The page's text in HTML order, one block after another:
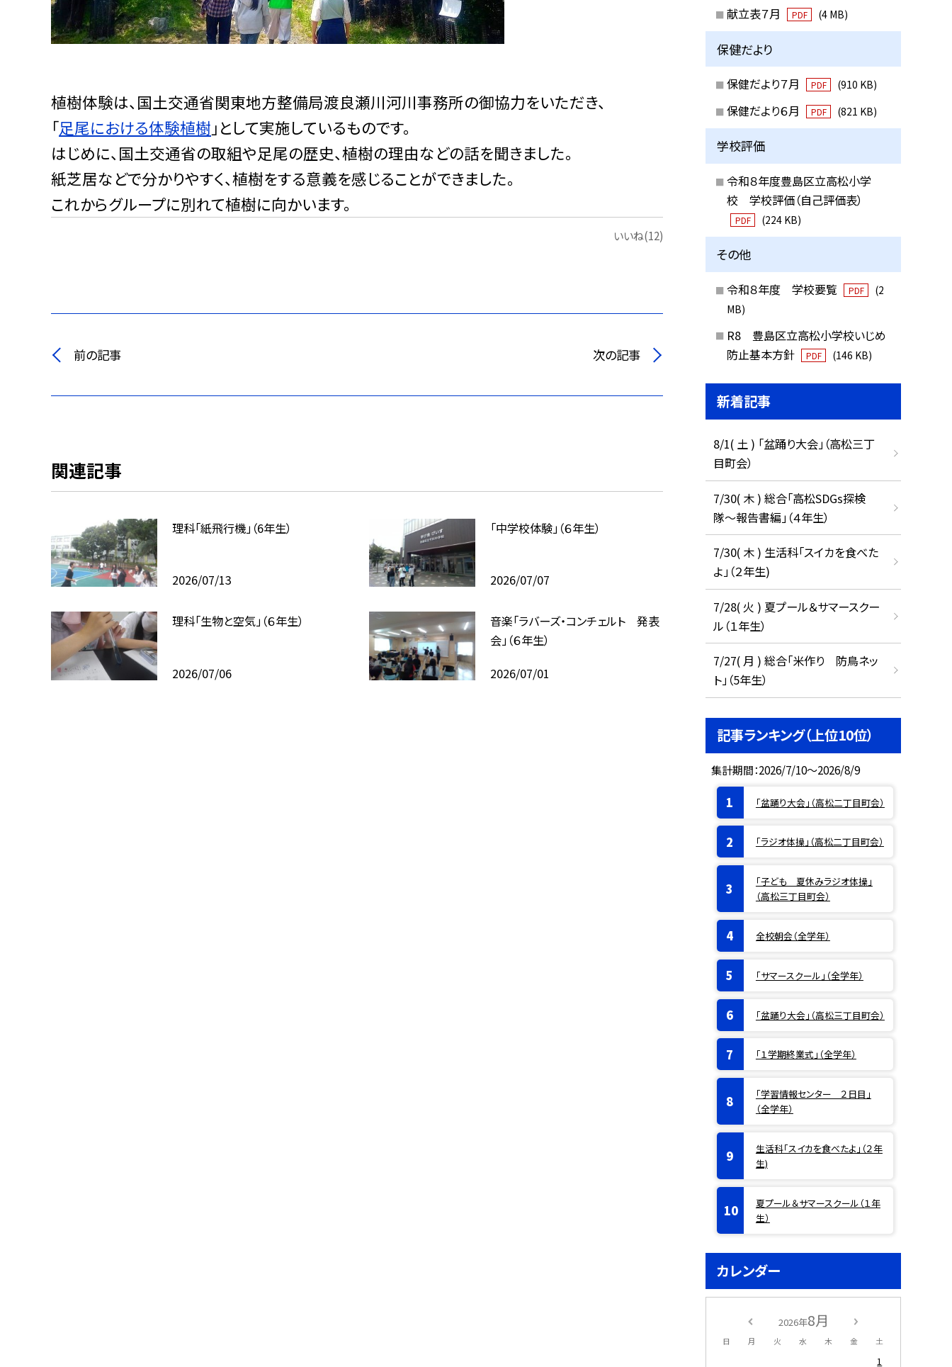
植樹体験は、国土交通省関東地方整備局渡良瀬川河川事務所の御協力をいただき、
「足尾における体験植樹 」として実施しているものです。
はじめに、国土交通省の取組や足尾の歴史、植樹の理由などの話を聞きました。
紙芝居などで分かりやすく、植樹をする意義を感じることができました。
これからグループに別れて植樹に向かいます。
いいね(12)
前の記事 次の記事
関連記事
理科「紙飛行機」（6年生）
2026/07/13
「中学校体験」（６年生）
2026/07/07
理科「生物と空気」（６年生）
2026/07/06
音楽「ラバーズ・コンチェルト 発表
会」（６年生）
2026/07/01
献立表７月 PDF (4 MB)
保健だより
保健だより７月 PDF (910 KB)
保健だより６月 PDF (821 KB)
学校評価
令和８年度豊島区立高松小学
校 学校評価（自己評価表）
PDF (224 KB)
その他
令和８年度 学校要覧 PDF
(2
MB)
R8 豊島区立高松小学校いじめ
防止基本方針
PDF (146 KB)
新着記事
8/1( 土 ) 「盆踊り大会」（高松三丁
目町会）
7/30( 木 ) 総合「高松SDGs探検
隊〜報告書編」（４年生）
7/30( 木 ) 生活科「スイカを食べた
よ」（２年生)
7/28( 火 ) 夏プール＆サマースクー
ル（１年生）
7/27( 月 ) 総合「米作り 防鳥ネッ
ト」（5年生）
記事ランキング（上位10位）
集計期間：2026/7/10～2026/8/9
「盆踊り大会」（高松二丁目町会）
「ラジオ体操」（高松二丁目町会）
「子ども 夏休みラジオ体操」
（高松三丁目町会）
全校朝会（全学年）
「サマースクール」（全学年）
「盆踊り大会」（高松三丁目町会）
「１学期終業式」（全学年）
「学習情報センター ２日目」
（全学年）
生活科「スイカを食べたよ」（２年
生)
夏プール＆サマースクール（１年
生）
カレンダー
2026年8月
日 月 火 水 木 金 土
1